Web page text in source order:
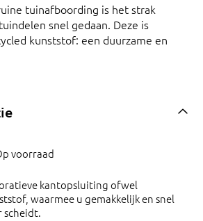
tuinafboording is het strak
snel gedaan. Deze is
kunststof: een duurzame en
voorraad
kantopsluiting ofwel
waarmee u gemakkelijk en snel
scheidt.